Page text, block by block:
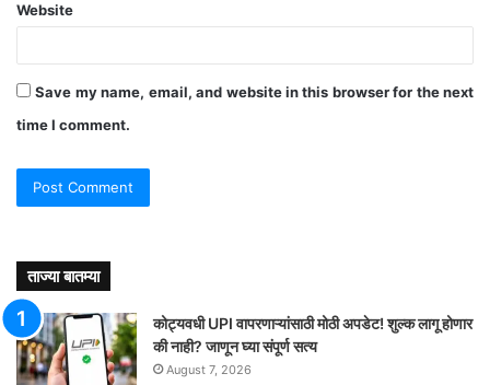
Website
Save my name, email, and website in this browser for the next
time I comment.
ताज्या बातम्या
कोट्यवधी UPI वापरणाऱ्यांसाठी मोठी अपडेट! शुल्क लागू होणार
की नाही? जाणून घ्या संपूर्ण सत्य
August 7, 2026